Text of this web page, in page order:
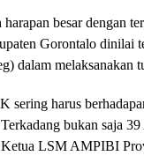
besar dengan
Gorontalo dinilai
dalam melaksanakan
sering harus
bukan saja
LSM AMPIBI